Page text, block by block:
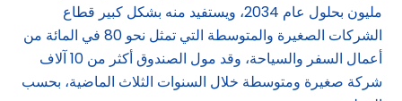
مليون بحلول عام 2034، ويستفيد منه بشكل كبير قطاع
الشركات الصغيرة والمتوسطة التي تمثل نحو 80 في المائة من
أعمال السفر والسياحة، وقد مول الصندوق أكثر من 10 آلاف
شركة صغيرة ومتوسطة خلال السنوات الثلاث الماضية، بحسب